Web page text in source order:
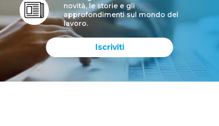
novità, le storie e gli
approfondimenti sul mondo del
lavoro.
Iscriviti